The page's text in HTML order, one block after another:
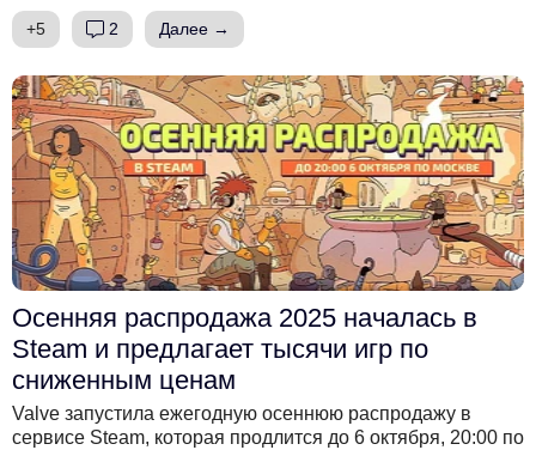
+5 2 Далее →
Осенняя распродажа 2025 началась в
Steam и предлагает тысячи игр по
сниженным ценам
Valve запустила ежегодную осеннюю распродажу в
сервисе Steam, которая продлится до 6 октября, 20:00 по